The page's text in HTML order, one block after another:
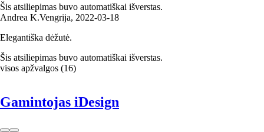
Šis atsiliepimas buvo automatiškai išverstas.
Andrea K.Vengrija, 2022‑03‑18
Elegantiška dėžutė.
Šis atsiliepimas buvo automatiškai išverstas.
visos apžvalgos (16)
Gamintojas iDesign